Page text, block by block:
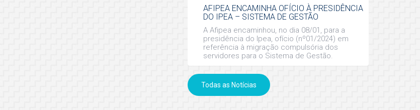
AFIPEA ENCAMINHA OFÍCIO À PRESIDÊNCIA
DO IPEA – SISTEMA DE GESTÃO
A Afipea encaminhou, no dia 08/01, para a
presidência do Ipea, ofício (nº01/2024) em
referência à migração compulsória dos
servidores para o Sistema de Gestão.
Todas as Notícias